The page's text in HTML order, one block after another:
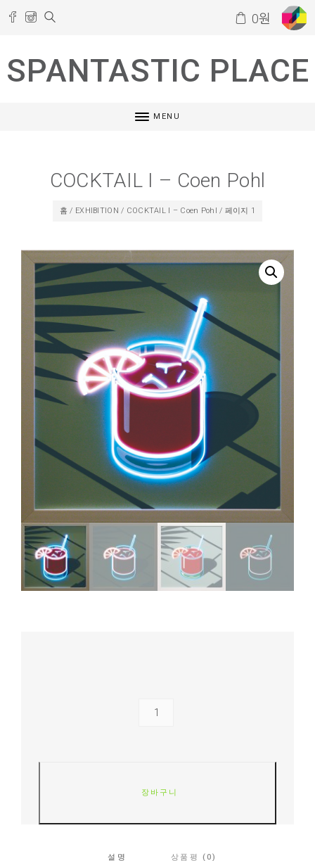
0원
SPANTASTIC PLACE
MENU
COCKTAIL I – Coen Pohl
홈 / EXHIBITION / COCKTAIL I – Coen Pohl / 페이지 1
장바구니
설명 상품평 (0)